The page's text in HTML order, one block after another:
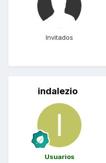
Invitados
indalezio
Usuarios